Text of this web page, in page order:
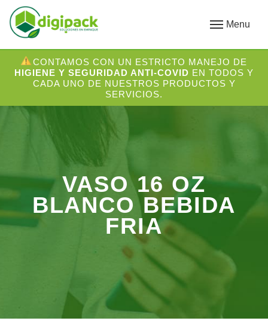
Menu
CONTAMOS CON UN ESTRICTO MANEJO DE
HIGIENE Y SEGURIDAD ANTI-COVID EN TODOS Y
CADA UNO DE NUESTROS PRODUCTOS Y
SERVICIOS.
VASO 16 OZ
BLANCO BEBIDA
FRIA